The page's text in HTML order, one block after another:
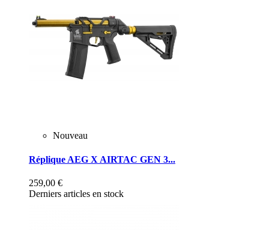
Nouveau
Réplique AEG X AIRTAC GEN 3...
259,00 €
Derniers articles en stock